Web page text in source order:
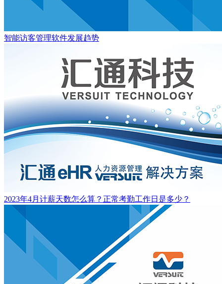
智能访客管理软件发展趋势
2023年4月计薪天数怎么算？正常考勤工作日是多少？